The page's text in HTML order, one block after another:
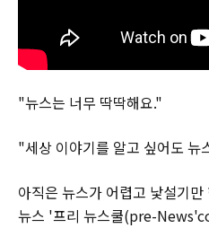
"뉴스는 너무 딱딱해요."
"세상 이야기를 알고 싶어도 뉴
아직은 뉴스가 어렵고 낯설기
뉴스 '프리 뉴스쿨(pre-